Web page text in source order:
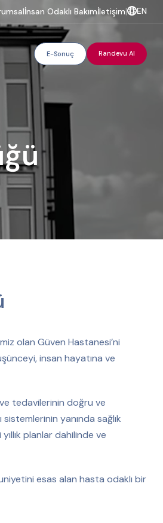
İnsan Odaklı Bakımİletişim| EN
E-Sonuç Randevu Al
olan Güven Hastanesi’ni
insan hayatına ve
ve tedavilerinin doğru ve
yanında sağlık
planlar dahilinde ve
esas alan hasta odaklı bir